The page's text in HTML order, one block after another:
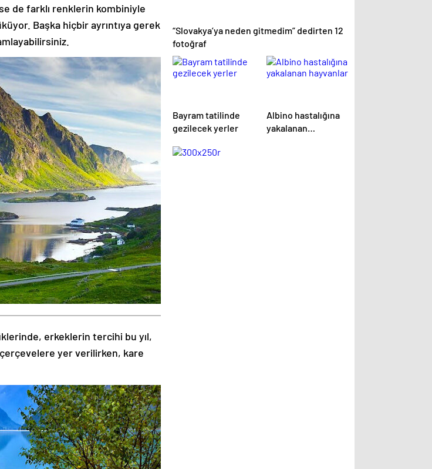
de farklı renklerin kombiniyle
Başka hiçbir ayrıntıya gerek
erkeklerin tercihi bu yıl,
yer verilirken, kare
“Slovakya’ya neden gitmedim” dedirten 12
fotoğraf
Bayram tatilinde
gezilecek yerler
Albino hastalığına
yakalanan